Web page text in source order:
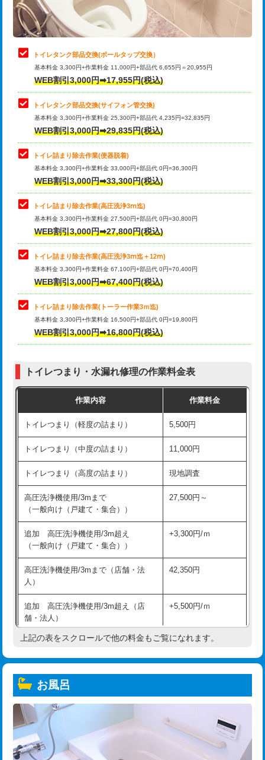
トイレタンク部品交換(ボールタップ交換）
基本料金 3,300円+作業料金 11,000円+部品代 6,655円＝20,955円
WEB割引3,000円➡17,955円(税込)
トイレタンク部品交換(サイフォン管交換)
基本料金 3,300円+作業料金 25,300円+部品代 4,235円=32,835円
WEB割引3,000円➡29,835円(税込)
トイレ詰まり除去作業(便器脱着)
基本料金 3,300円+作業料金 33,000円+部品代 0円=36,300円
WEB割引3,000円➡33,300円(税込)
トイレ詰まり除去作業(高圧洗浄3ⅿ迄)
基本料金 3,300円+作業料金 27,500円+部品代 0円=30,800円
WEB割引3,000円➡27,800円(税込)
トイレ詰まり除去作業(高圧洗浄3ⅿ迄＋12ⅿ)
基本料金 3,300円+作業料金 67,100円+部品代 0円=70,400円
WEB割引3,000円➡67,400円(税込)
トイレ詰まり除去作業(トーラー作業3ｍ迄)
基本料金 3,300円+作業料金 16,500円+部品代 0円=19,800円
WEB割引3,000円➡16,800円(税込)
トイレつまり・水漏れ修理の作業料金表
作業内容 作業料金
トイレつまり（軽度の詰まり） 5,500円
トイレつまり（中度の詰まり） 11,000円
トイレつまり（高度の詰まり） 現地調査
高圧洗浄機使用/3mまで
（一般向け（戸建て・集合））
27,500円～
追加 高圧洗浄機使用/3m超え
（一般向け（戸建て・集合））
+3,300円/ｍ
高圧洗浄機使用/3mまで（店舗・法
人）
42,350円
追加 高圧洗浄機使用/3m超え（店
舗・法人）
+5,500円/ｍ
高度高圧洗浄換 現地調査
トーラー機使用/3mまで
追加トーラー機使用/3m超え
カメラ調査 33,000円
上記の表をスクロールで他の料金もご覧になれます。
お風呂